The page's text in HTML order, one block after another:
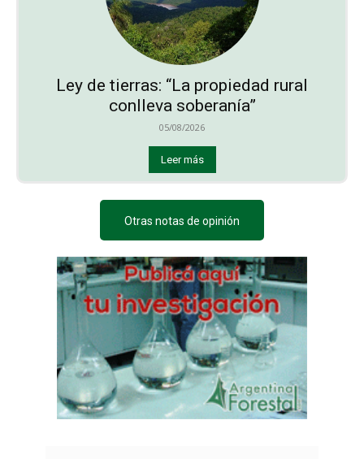
Ley de tierras: “La propiedad rural
conlleva soberanía”
05/08/2026
Leer más
Otras notas de opinión